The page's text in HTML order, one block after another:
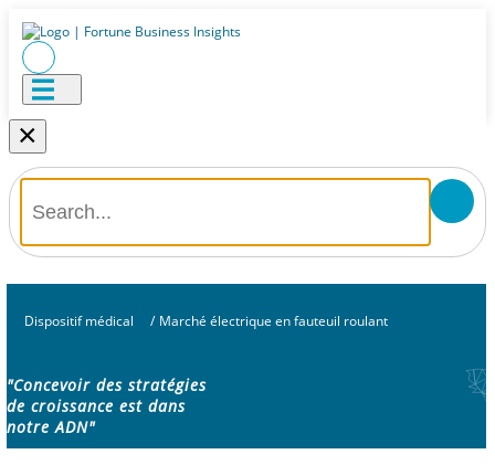
×
Dispositif médical / Marché électrique en fauteuil roulant
"Concevoir des stratégies
de croissance est dans
notre ADN"